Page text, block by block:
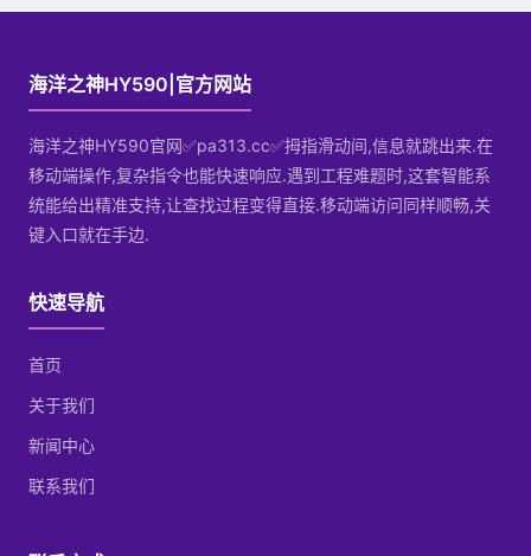
海洋之神HY590|官方网站
海洋之神HY590官网✅pa313.cc✅拇指滑动间,信息就跳出来.在
移动端操作,复杂指令也能快速响应.遇到工程难题时,这套智能系
统能给出精准支持,让查找过程变得直接.移动端访问同样顺畅,关
键入口就在手边.
快速导航
首页
关于我们
新闻中心
联系我们